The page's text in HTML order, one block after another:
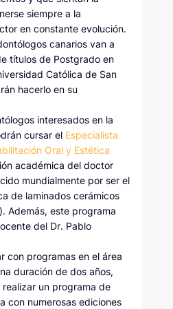
siempre a la
en constante evolución.
canarios van a
títulos de Postgrado en
Católica de San
hacerlo en su
interesados en la
cursar el Especialista
Oral y Estética
académica del doctor
mundialmente por ser el
de laminados cerámicos
Además, este programa
del Dr. Pablo
con programas en el área
duración de dos años,
un programa de
con numerosas ediciones